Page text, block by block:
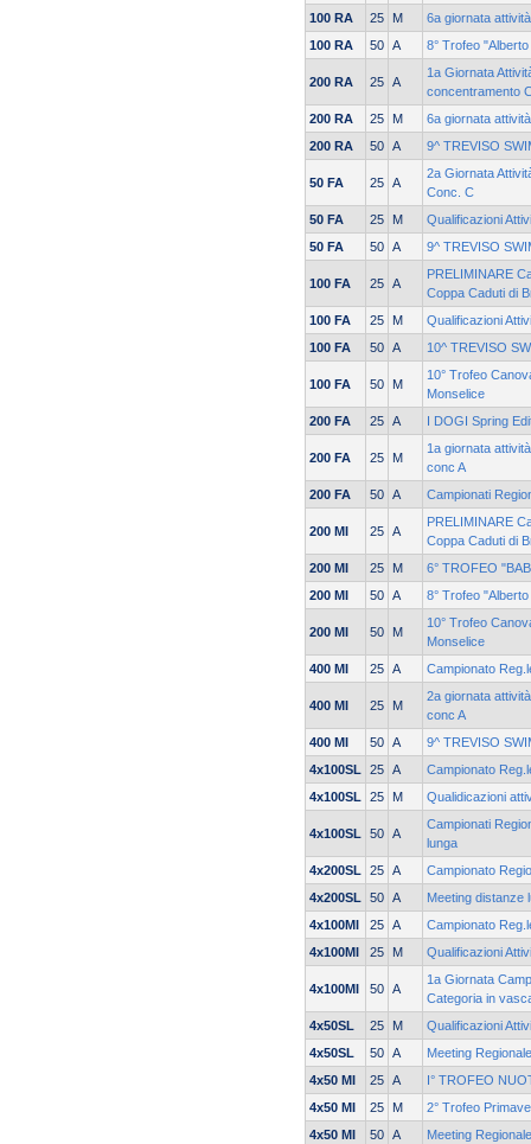
100 RA
25 M
6a giornata
100 RA
50 A 8° Trofeo
200 RA 25 A
1a Giornata
concentramento
200 RA
25 M
6a giornata
200 RA
50 A 9^ TREVISO
50 FA 25 A
2a Giornata
Conc. C
50 FA
25 M
Qualificazioni
50 FA
50 A 9^ TREVISO
100 FA 25 A
PRELIMINARE
Coppa Caduti di
100 FA
25 M
Qualificazioni
100 FA
50 A 10^ TREVISO
100 FA 50 M
10° Trofeo
Monselice
200 FA
25 A I DOGI Spring
200 FA 25 M
1a giornata
conc A
200 FA
50 A Campionati
200 MI 25 A
PRELIMINARE
Coppa Caduti di
200 MI
25 M
6° TROFEO
200 MI
50 A 8° Trofeo
200 MI 50 M
10° Trofeo
Monselice
400 MI
25 A Campionato
400 MI 25 M
2a giornata
conc A
400 MI
50 A
9^ TREVISO
4x100SL
25 A
Campionato
4x100SL
25 M Qualidicazioni
4x100SL 50 A
Campionati
lunga
4x200SL
25 A
Campionato
4x200SL
50 A
Meeting distanze
4x100MI
25 A
Campionato
4x100MI
25 M Qualificazioni
4x100MI 50 A
1a Giornata
Categoria in
4x50SL
25 M
Qualificazioni
4x50SL
50 A
Meeting
4x50 MI
25 A
I° TROFEO
4x50 MI
25 M
2° Trofeo
4x50 MI
50 A
Meeting